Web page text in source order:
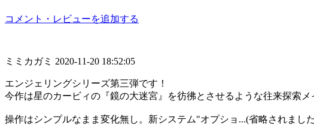
コメント・レビューを追加する
ミミカガミ 2020-11-20 18:52:05
エンジェリングシリーズ第三弾です！
今作は星のカービィの『鏡の大迷宮』を彷彿とさせるような往来探索メ
操作はシンプルなまま変化無し。新システム"オプショ...(省略されまし